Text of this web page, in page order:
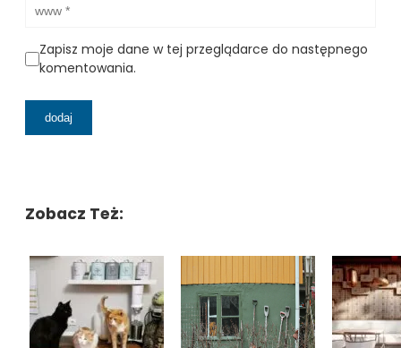
Zapisz moje dane w tej przeglądarce do następnego
komentowania.
Zobacz Też: